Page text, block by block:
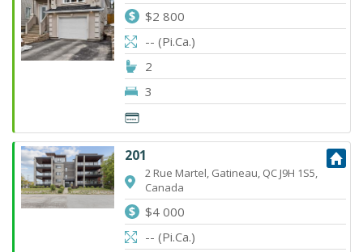
$2 800
-- (Pi.Ca.)
2
3
201
2 Rue Martel, Gatineau, QC J9H 1S5,
Canada
$4 000
-- (Pi.Ca.)